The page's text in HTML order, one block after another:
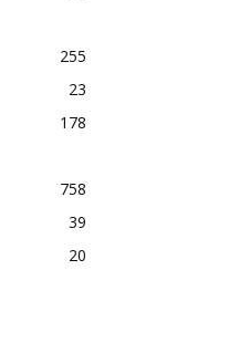
255
23
178
758
39
20